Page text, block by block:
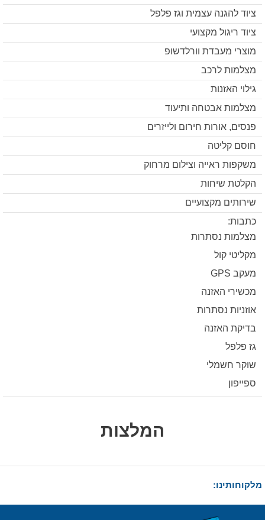
ציוד להגנה עצמית וגז פלפל
ציוד ריגול מקצועי
מוצרי מעבדת וורלדשופ
מצלמות לרכב
גילוי האזנות
מצלמות אבטחה ותיעוד
פנסים, אורות חירום ולייזרים
חוסם קליטה
משקפות ראייה וצילום מרחוק
הקלטת שיחות
שירותים מקצועיים
כתבות:
מצלמות נסתרות
מקליטי קול
מעקב GPS
מכשירי האזנה
אוזניות נסתרות
בדיקת האזנה
גז פלפל
שוקר חשמלי
ספייפון
המלצות
מלקוחותינו: